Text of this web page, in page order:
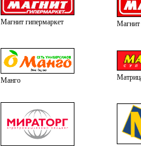
Магнит гипермаркет Магнит
Манго